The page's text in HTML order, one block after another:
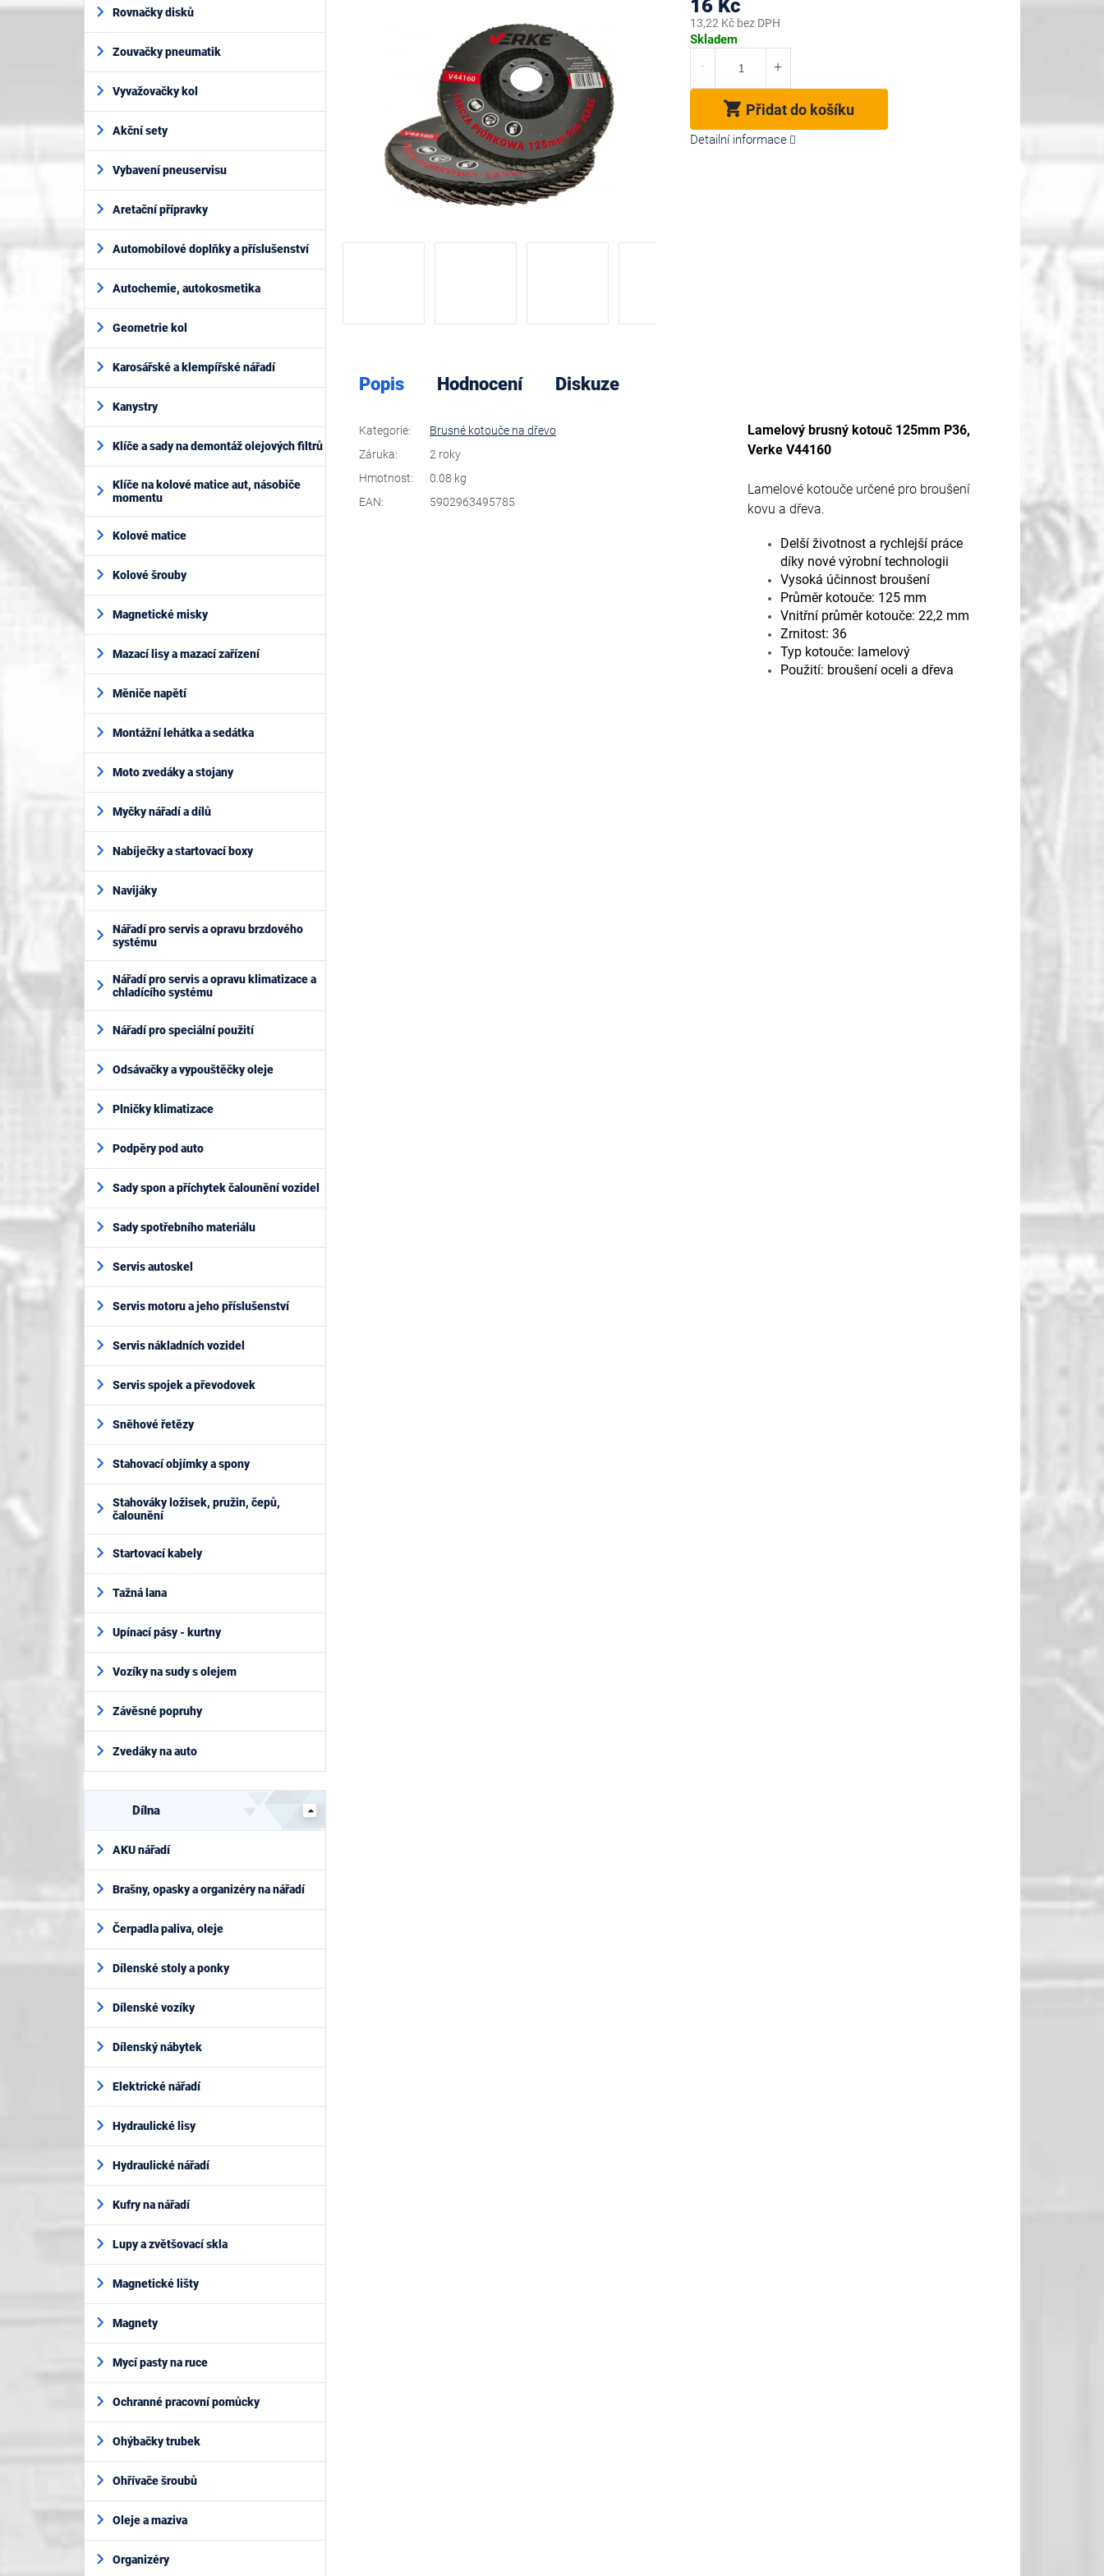
í
e
Rovnačky disků
Zouvačky pneumatik
Vyvažovačky kol
Akční sety
Vybavení pneuservisu
Aretační přípravky
Automobilové doplňky a příslušenství
Autochemie, autokosmetika
Geometrie kol
Karosářské a klempířské nářadí
Kanystry
Klíče a sady na demontáž olejových filtrů
Klíče na kolové matice aut, násobiče
momentu
Kolové matice
Kolové šrouby
Magnetické misky
Mazací lisy a mazací zařízení
Měniče napětí
Montážní lehátka a sedátka
Moto zvedáky a stojany
Myčky nářadí a dílů
Nabíječky a startovací boxy
Navijáky
Nářadí pro servis a opravu brzdového
systému
Nářadí pro servis a opravu klimatizace a
chladícího systému
Nářadí pro speciální použití
Odsávačky a vypouštěčky oleje
Plničky klimatizace
Podpěry pod auto
Sady spon a příchytek čalounění vozidel
Sady spotřebního materiálu
Servis autoskel
Servis motoru a jeho příslušenství
Servis nákladních vozidel
Servis spojek a převodovek
Sněhové řetězy
Stahovací objímky a spony
Stahováky ložisek, pružin, čepů,
čalounění
Startovací kabely
Tažná lana
Upínací pásy - kurtny
Vozíky na sudy s olejem
Závěsné popruhy
Zvedáky na auto
Dílna
AKU nářadí
Brašny, opasky a organizéry na nářadí
Čerpadla paliva, oleje
Dílenské stoly a ponky
Dílenské vozíky
Dílenský nábytek
Elektrické nářadí
Hydraulické lisy
Hydraulické nářadí
Kufry na nářadí
Lupy a zvětšovací skla
Magnetické lišty
Magnety
Mycí pasty na ruce
Ochranné pracovní pomůcky
Ohýbačky trubek
Ohřívače šroubů
Oleje a maziva
Organizéry
16 Kč
13,22 Kč bez DPH
Měrná
Skladem
Přidat do košíku
Detailní informace
Popis Hodnocení Diskuze
Lamelový brusný kotouč 125mm P36,
Verke V44160
Lamelové kotouče určené pro broušení
kovu a dřeva.
Delší životnost a rychlejší práce
díky nové výrobní technologii
Vysoká účinnost broušení
Průměr kotouče: 125 mm
Vnitřní průměr kotouče: 22,2 mm
Zrnitost: 36
Typ kotouče: lamelový
Použití: broušení oceli a dřeva
Kategorie:
Brusné kotouče na dřevo
Záruka:
2 roky
Hmotnost:
0.08 kg
EAN: 5902963495785